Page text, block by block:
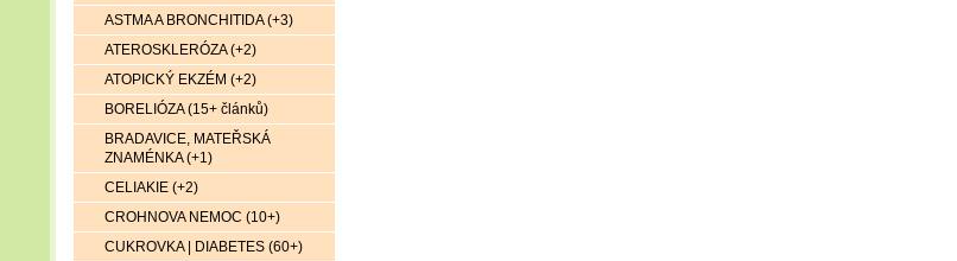
ASTMA A BRONCHITIDA (+3)
ATEROSKLERÓZA (+2)
ATOPICKÝ EKZÉM (+2)
BORELIÓZA (15+ článků)
BRADAVICE, MATEŘSKÁ
ZNAMÉNKA (+1)
CELIAKIE (+2)
CROHNOVA NEMOC (10+)
CUKROVKA | DIABETES (60+)